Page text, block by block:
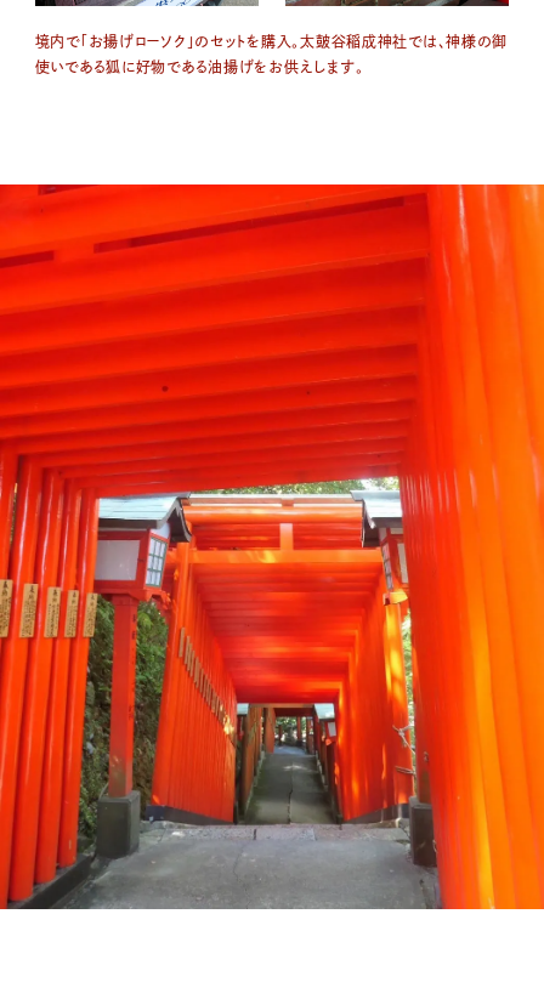
境内で「お揚げローソク」のセットを購入。太皷谷稲成神社では、神様の御
使いである狐に好物である油揚げをお供えします。